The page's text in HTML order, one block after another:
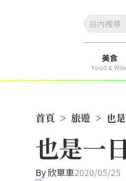
美食
Food &
首頁 > 旅遊 > 也
也是一
By欣單車2020/05/25